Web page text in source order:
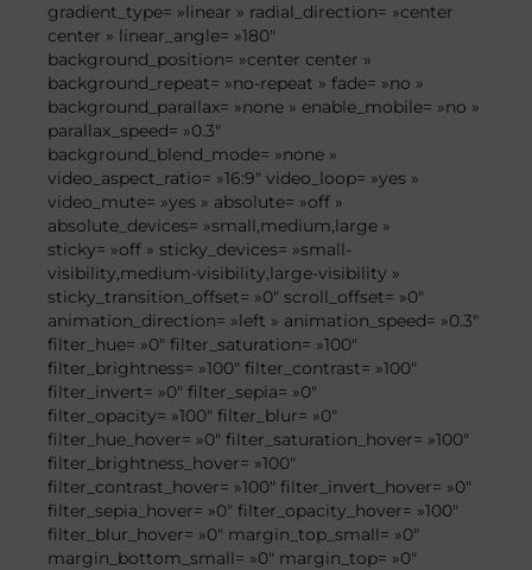
gradient_type= »linear » radial_direction= »center
center » linear_angle= »180″
background_position= »center center »
background_repeat= »no-repeat » fade= »no »
background_parallax= »none » enable_mobile= »no »
parallax_speed= »0.3″
background_blend_mode= »none »
video_aspect_ratio= »16:9″ video_loop= »yes »
video_mute= »yes » absolute= »off »
absolute_devices= »small,medium,large »
sticky= »off » sticky_devices= »small-
visibility,medium-visibility,large-visibility »
sticky_transition_offset= »0″ scroll_offset= »0″
animation_direction= »left » animation_speed= »0.3″
filter_hue= »0″ filter_saturation= »100″
filter_brightness= »100″ filter_contrast= »100″
filter_invert= »0″ filter_sepia= »0″
filter_opacity= »100″ filter_blur= »0″
filter_hue_hover= »0″ filter_saturation_hover= »100″
filter_brightness_hover= »100″
filter_contrast_hover= »100″ filter_invert_hover= »0″
filter_sepia_hover= »0″ filter_opacity_hover= »100″
filter_blur_hover= »0″ margin_top_small= »0″
margin_bottom_small= »0″ margin_top= »0″